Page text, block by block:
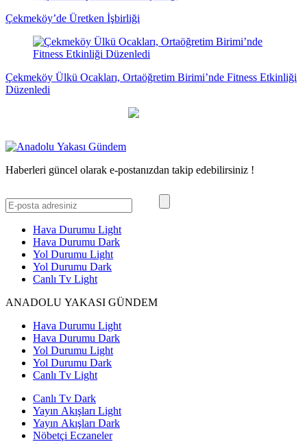
Çekmeköy’de Üretken İşbirliği
Çekmeköy Ülkü Ocakları, Ortaöğretim Birimi’nde Fitness Etkinliği
Düzenledi
Haberleri güncel olarak e-postanızdan takip edebilirsiniz !
Hava Durumu Light
Hava Durumu Dark
Yol Durumu Light
Yol Durumu Dark
Canlı Tv Light
ANADOLU YAKASI GÜNDEM
Hava Durumu Light
Hava Durumu Dark
Yol Durumu Light
Yol Durumu Dark
Canlı Tv Light
Canlı Tv Dark
Yayın Akışları Light
Yayın Akışları Dark
Nöbetçi Eczaneler